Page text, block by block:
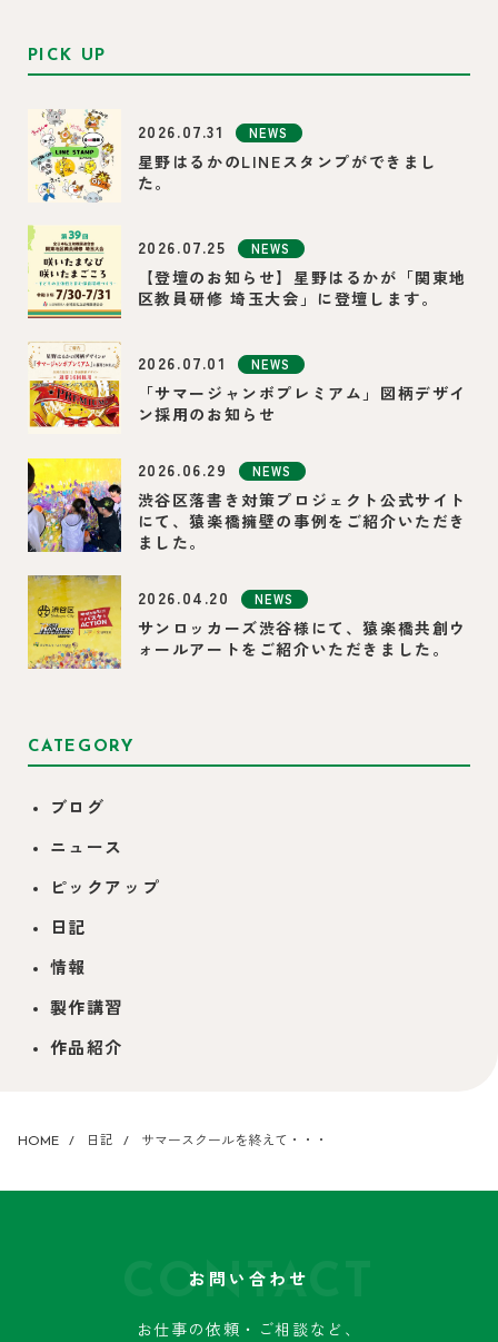
PICK UP
2026.07.31 NEWS
星野はるかのLINEスタンプができまし
た。
2026.07.25 NEWS
【登壇のお知らせ】星野はるかが「関東地
区教員研修 埼玉大会」に登壇します。
2026.07.01 NEWS
「サマージャンボプレミアム」図柄デザイ
ン採用のお知らせ
2026.06.29 NEWS
渋谷区落書き対策プロジェクト公式サイト
にて、猿楽橋擁壁の事例をご紹介いただき
ました。
2026.04.20 NEWS
サンロッカーズ渋谷様にて、猿楽橋共創ウ
ォールアートをご紹介いただきました。
CATEGORY
ブログ
ニュース
ピックアップ
日記
情報
製作講習
作品紹介
HOME 日記 サマースクールを終えて・・・
CONTACT
お問い合わせ
お仕事の依頼・ご相談など、